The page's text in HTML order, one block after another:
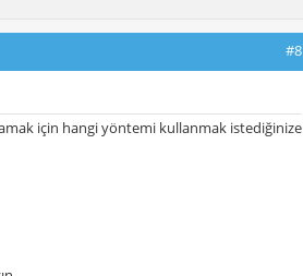
#8
için hangi yöntemi kullanmak istediğinize